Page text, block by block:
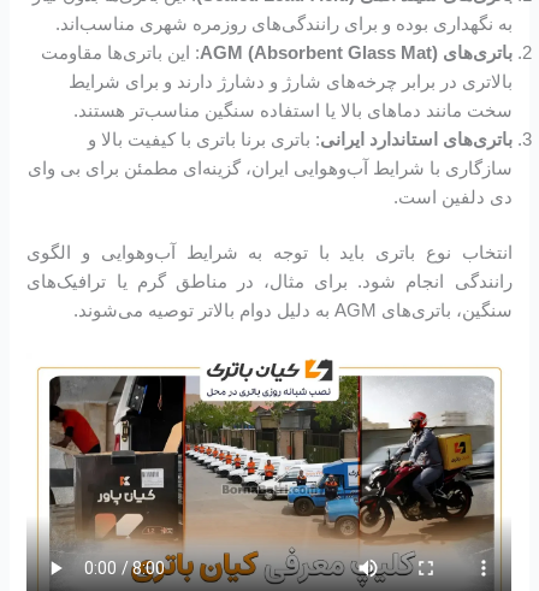
به نگهداری بوده و برای رانندگی‌های روزمره شهری مناسب‌اند.
باتری‌های AGM (Absorbent Glass Mat)
: این باتری‌ها مقاومت
بالاتری در برابر چرخه‌های شارژ و دشارژ دارند و برای شرایط
سخت مانند دماهای بالا یا استفاده سنگین مناسب‌تر هستند.
باتری‌های استاندارد ایرانی: باتری برنا باتری با کیفیت بالا و
سازگاری با شرایط آب‌وهوایی ایران، گزینه‌ای مطمئن برای بی وای
دی دلفین است.
انتخاب نوع باتری باید با توجه به شرایط آب‌وهوایی و الگوی
رانندگی انجام شود. برای مثال، در مناطق گرم یا ترافیک‌های
سنگین، باتری‌های AGM به دلیل دوام بالاتر توصیه می‌شوند.